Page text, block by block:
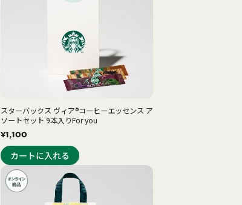
スターバックス ヴィア®コーヒーエッセンス ア
ソートセット 9本入りFor you
¥1,100